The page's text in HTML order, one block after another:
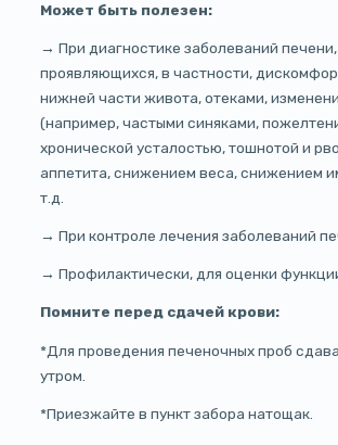
Может быть полезен:
→ При диагностике заболеваний печени,
проявляющихся, в частности,
нижней части живота, отеками,
(например, частыми синяками,
хронической усталостью, тошнотой и
аппетита, снижением веса, снижением
т.д.
→ При контроле лечения заболеваний
→ Профилактически, для оценки
Помните перед сдачей крови:
*Для проведения печеночных проб
утром.
*Приезжайте в пункт забора натощак.